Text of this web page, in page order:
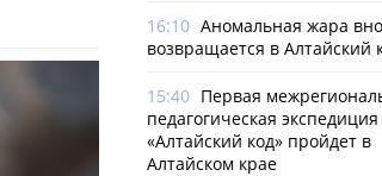
16:10 Аномальная жара
возвращается в Алтайский
15:40 Первая
педагогическая экспедиция
«Алтайский код» пройдет в
Алтайском крае